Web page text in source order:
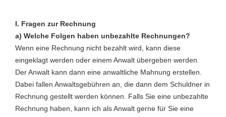
I. Fragen zur Rechnung
a) Welche Folgen haben unbezahlte Rechnungen?
Wenn eine Rechnung nicht bezahlt wird, kann diese
eingeklagt werden oder einem Anwalt übergeben werden.
Der Anwalt kann dann eine anwaltliche Mahnung erstellen.
Dabei fallen Anwaltsgebühren an, die dann dem Schuldner in
Rechnung gestellt werden können. Falls Sie eine unbezahlte
Rechnung haben, kann ich als Anwalt gerne für Sie eine